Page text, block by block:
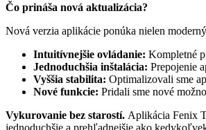
Čo prináša nová aktualizácia?
Nová verzia aplikácie ponúka nielen
Intuitívnejšie ovládanie: Kompletné
Jednoduchšia inštalácia: Prepojenie
Vyššia stabilita: Optimalizovali sme
Nové funkcie: Pridali sme nové
Vykurovanie bez starostí. Aplikácia Fenix
jednoduchšie a prehľadnejšie ako